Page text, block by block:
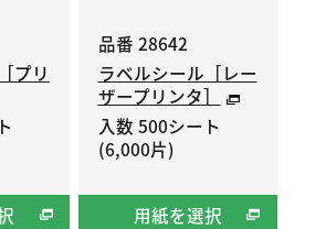
プリ
品番 28642
ラベルシール［レー
ザープリンタ］
入数 500シート
(6,000片)
用紙を選択